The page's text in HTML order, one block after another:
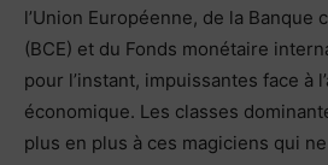
l’Union Européenne, de la Banque
(BCE) et du Fonds monétaire
pour l’instant, impuissantes face à
économique. Les classes
plus en plus à ces magiciens qui